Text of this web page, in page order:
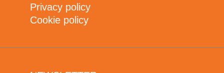
Privacy policy
Cookie policy